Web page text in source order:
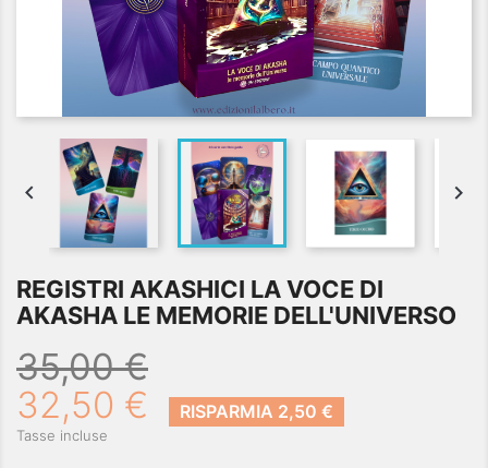
 
REGISTRI AKASHICI LA VOCE DI
AKASHA LE MEMORIE DELL'UNIVERSO
35,00 €
32,50 €
RISPARMIA 2,50 €
Tasse incluse